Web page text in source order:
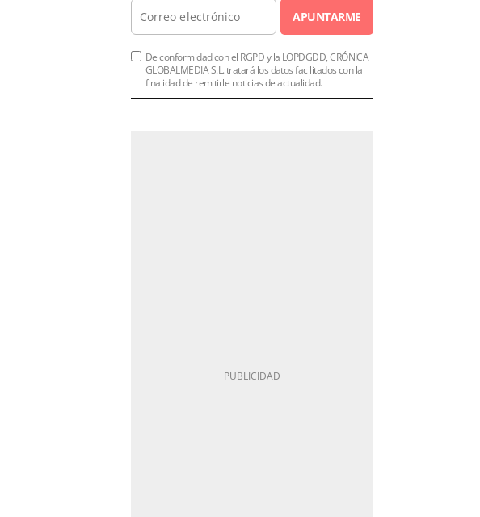
APUNTARME
De conformidad con el RGPD y la LOPDGDD, CRÓNICA
GLOBALMEDIA S.L. tratará los datos facilitados con la
finalidad de remitirle noticias de actualidad.